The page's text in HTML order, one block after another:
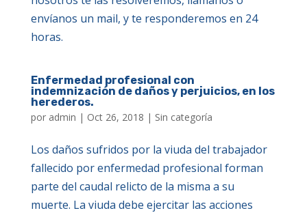
envíanos un mail, y te responderemos en 24
horas.
Enfermedad profesional con
indemnización de daños y perjuicios, en los
herederos.
por admin | Oct 26, 2018 | Sin categoría
Los daños sufridos por la viuda del trabajador
fallecido por enfermedad profesional forman
parte del caudal relicto de la misma a su
muerte. La viuda debe ejercitar las acciones